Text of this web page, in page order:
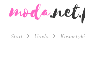
Start Uroda Kosmetyki